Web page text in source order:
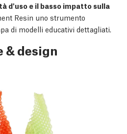
d'uso e il basso impatto sulla
Resin uno strumento
di modelli educativi dettagliati.
& design